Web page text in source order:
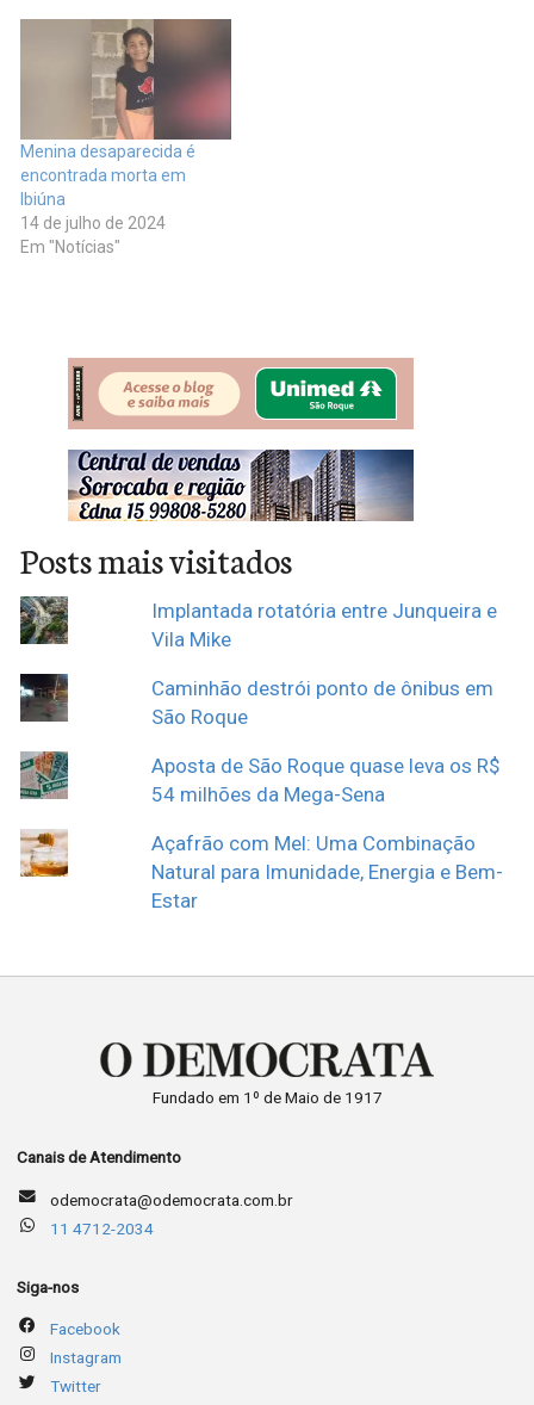
Menina desaparecida é
encontrada morta em
Ibiúna
14 de julho de 2024
Em "Notícias"
Posts mais visitados
Implantada rotatória entre Junqueira e
Vila Mike
Caminhão destrói ponto de ônibus em
São Roque
Aposta de São Roque quase leva os R$
54 milhões da Mega-Sena
Açafrão com Mel: Uma Combinação
Natural para Imunidade, Energia e Bem-
Estar
Fundado em 1º de Maio de 1917
Canais de Atendimento
odemocrata@odemocrata.com.br
11 4712-2034
Siga-nos
Facebook
Instagram
Twitter